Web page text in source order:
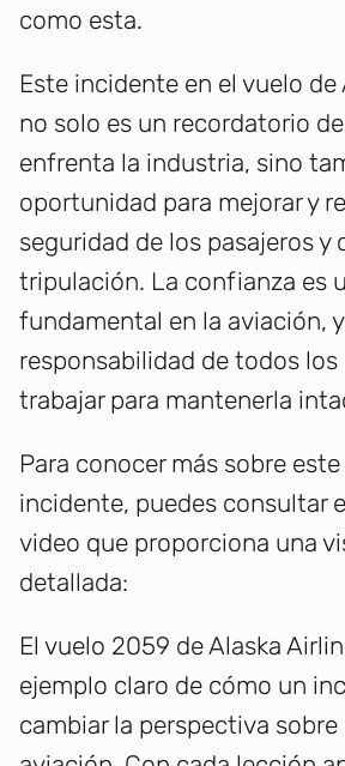
como esta.
Este incidente en el vuelo de
no solo es un recordatorio
enfrenta la industria, sino
oportunidad para mejorar y
seguridad de los pasajeros y
tripulación. La confianza es
fundamental en la aviación,
responsabilidad de todos
trabajar para mantenerla
Para conocer más sobre
incidente, puedes consultar
video que proporciona una
detallada:
El vuelo 2059 de Alaska
ejemplo claro de cómo un
cambiar la perspectiva